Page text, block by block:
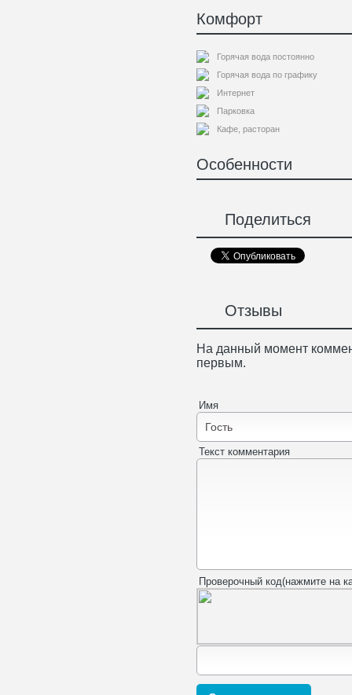
Комфорт
Горячая вода постоянно
Горячая вода по графику
Интернет
Парковка
Кафе, расторан
Особенности
Поделиться
Отзывы
На данный момент
первым.
Имя
Текст комментария
Проверочный код(нажмите на